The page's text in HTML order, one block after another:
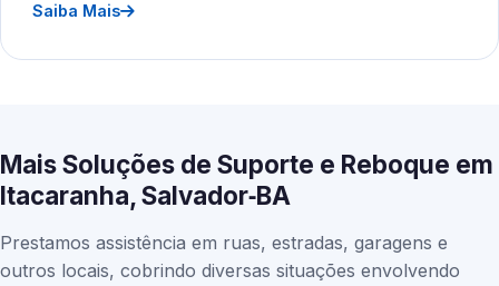
Saiba Mais
Mais Soluções de Suporte e Reboque em
Itacaranha, Salvador‑BA
Prestamos assistência em ruas, estradas, garagens e
outros locais, cobrindo diversas situações envolvendo